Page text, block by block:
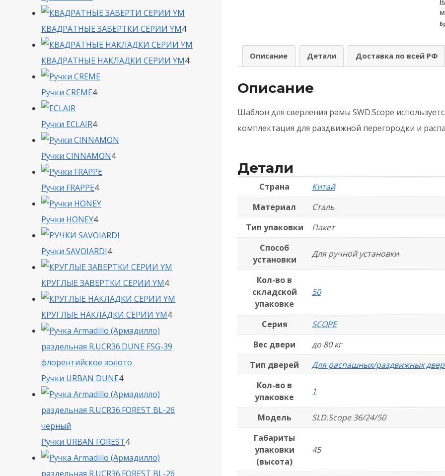
Описание Детали Доставка по всей РФ
Описание
Шаблон для сверления рамы SWD.Scope
комплектация для раздвижной перегородки и
Детали
Страна
Китай
Материал
Сталь
Тип упаковки
Пакет
Способ
установки
Для ручной установки
Кол-во в
складской
упаковке
50
Серия
SCOPE
Вес двери
до 80 кг
Тип дверей
Для распашных/раздвижных
Кол-во в
упаковке
1
Модель
SLD.Scope 36/24/50
Габариты
упаковки
(высота)
45
товара
КВАДРАТНЫЕ ЗАВЕРТКИ СЕРИИ YM44
товара
КВАДРАТНЫЕ НАКЛАДКИ СЕРИИ YM44
Ручки CREME44
Ручки ECLAIR44
товара
Ручки CINNAMON44
Ручки FRAPPE44
товара
Ручки HONEY44
товара
Ручки SAVOIARDI44
товара
КРУГЛЫЕ ЗАВЕРТКИ СЕРИИ YM44
товара
КРУГЛЫЕ НАКЛАДКИ СЕРИИ YM44
Ручки URBAN DUNE44
товара
Ручки URBAN FOREST44
товара